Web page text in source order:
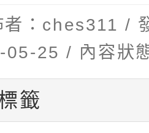
勵所屬同仁
、學校、
請查照
公立學校退
者：ches311 /
05-25 / 內容狀
籤